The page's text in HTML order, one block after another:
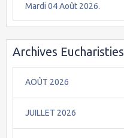
Mardi 04 Août 2026.
Archives Eucharisties
AOÛT 2026
JUILLET 2026